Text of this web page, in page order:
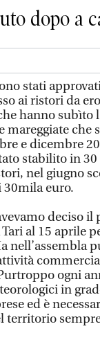
dopo a
stati
ai ristori da
hanno subìto
mareggiate che
e dicembre
stabilito in
nel giugno
30mila euro.
deciso il
al 15 aprile
nell’assembla
ogni
in
ed è
territorio